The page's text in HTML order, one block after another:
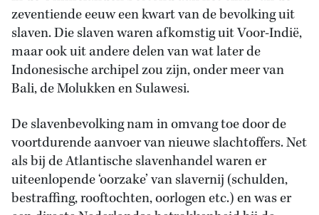
zeventiende eeuw een kwart van de bevolking uit
slaven. Die slaven waren afkomstig uit Voor-Indië,
maar ook uit andere delen van wat later de
Indonesische archipel zou zijn, onder meer van
Bali, de Molukken en Sulawesi.
De slavenbevolking nam in omvang toe door de
voortdurende aanvoer van nieuwe slachtoffers. Net
als bij de Atlantische slavenhandel waren er
uiteenlopende ‘oorzake’ van slavernij (schulden,
bestraffing, rooftochten, oorlogen etc.) en was er